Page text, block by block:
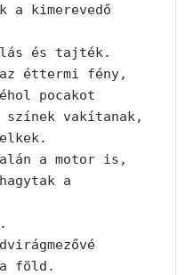
a kimerevedő
és tajték.
éttermi fény,
pocakot
vakítanak,
a motor is,
a
föld.